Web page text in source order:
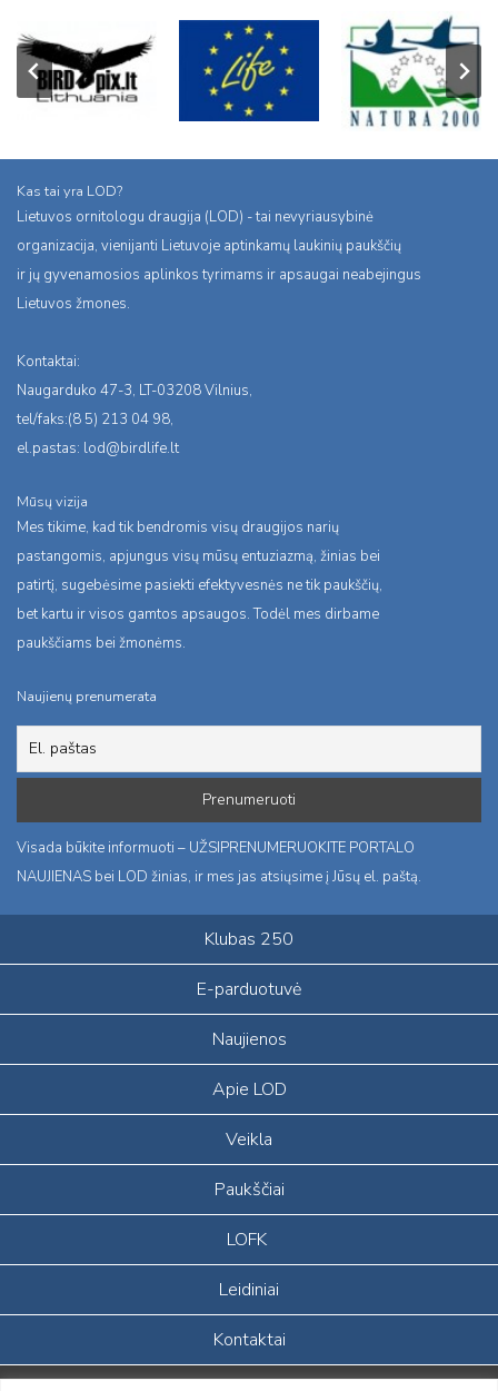
Kas tai yra LOD?
Lietuvos ornitologu draugija (LOD) - tai nevyriausybinė
organizacija, vienijanti Lietuvoje aptinkamų laukinių paukščių
ir jų gyvenamosios aplinkos tyrimams ir apsaugai neabejingus
Lietuvos žmones.
Kontaktai:
Naugarduko 47-3, LT-03208 Vilnius,
tel/faks:(8 5) 213 04 98,
el.pastas: lod@birdlife.lt
Mūsų vizija
Mes tikime, kad tik bendromis visų draugijos narių
pastangomis, apjungus visų mūsų entuziazmą, žinias bei
patirtį, sugebėsime pasiekti efektyvesnės ne tik paukščių,
bet kartu ir visos gamtos apsaugos. Todėl mes dirbame
paukščiams bei žmonėms.
Naujienų prenumerata
Visada būkite informuoti – UŽSIPRENUMERUOKITE PORTALO
NAUJIENAS bei LOD žinias, ir mes jas atsiųsime į Jūsų el. paštą.
Klubas 250
E-parduotuvė
Naujienos
Apie LOD
Veikla
Paukščiai
LOFK
Leidiniai
Kontaktai